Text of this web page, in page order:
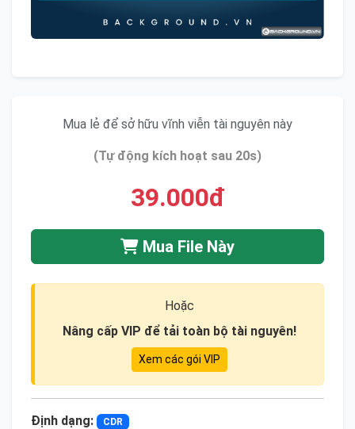
Mua lẻ để sở hữu vĩnh viễn tài nguyên này
(Tự động kích hoạt sau 20s)
39.000đ
Mua File Này
Hoặc
Nâng cấp VIP để tải toàn bộ tài nguyên!
Xem các gói VIP
Định dạng: CDR